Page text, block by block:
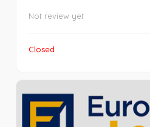
Not review yet
Closed